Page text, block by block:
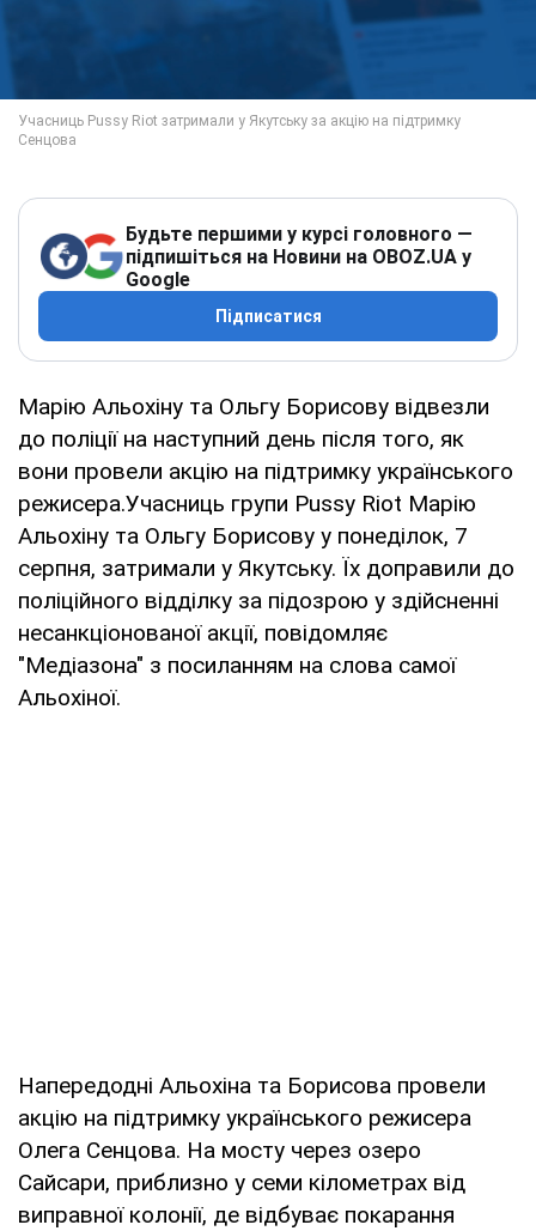
Будьте першими у курсі головного —
підпишіться на Новини на OBOZ.UA у
Google
Підписатися
Марію Альохіну та Ольгу Борисову відвезли
до поліції на наступний день після того, як
вони провели акцію на підтримку українського
режисера.Учасниць групи Pussy Riot Марію
Альохіну та Ольгу Борисову у понеділок, 7
серпня, затримали у Якутську. Їх доправили до
поліційного відділку за підозрою у здійсненні
несанкціонованої акції, повідомляє
"Медіазона" з посиланням на слова самої
Альохіної.
Напередодні Альохіна та Борисова провели
акцію на підтримку українського режисера
Олега Сенцова. На мосту через озеро
Сайсари, приблизно у семи кілометрах від
виправної колонії, де відбуває покарання